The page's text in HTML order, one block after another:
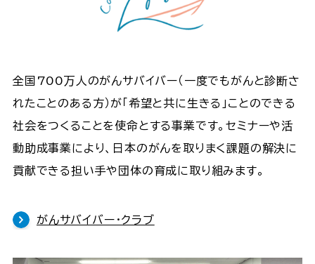
全国700万人のがんサバイバー（一度でもがんと診断さ
れたことのある方）が「希望と共に生きる」ことのできる
社会をつくることを使命とする事業です。セミナーや活
動助成事業により、日本のがんを取りまく課題の解決に
貢献できる担い手や団体の育成に取り組みます。
がんサバイバー・クラブ